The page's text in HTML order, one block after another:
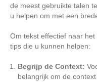
de meest gebruikte talen
u helpen om met een
Om tekst effectief naar
tips die u kunnen helpen:
Begrijp de Context:
belangrijk om de